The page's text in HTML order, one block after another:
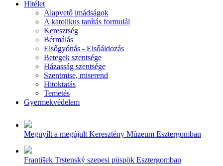
Hitélet
Alapvető imádságok
A katolikus tanítás formulái
Keresztség
Bérmálás
Elsőgyónás - Elsőáldozás
Betegek szentsége
Házasság szentsége
Szentmise, miserend
Hitoktatás
Temetés
Gyermekvédelem
Megnyílt a megújult Keresztény Múzeum Esztergomban
František Trstenský szepesi püspök Esztergomban